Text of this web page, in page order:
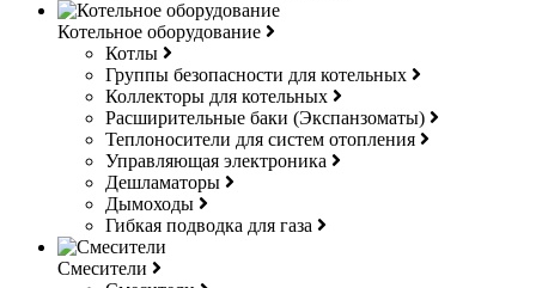
Котельное оборудование
Котлы
Группы безопасности для котельных
Коллекторы для котельных
Расширительные баки (Экспанзоматы)
Теплоносители для систем отопления
Управляющая электроника
Дешламаторы
Дымоходы
Гибкая подводка для газа
Смесители